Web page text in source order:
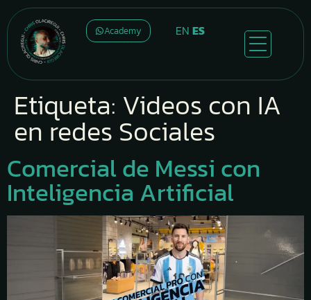
Academy EN ES
Etiqueta: Videos con IA
en redes Sociales
Comercial de Messi con
Inteligencia Artificial